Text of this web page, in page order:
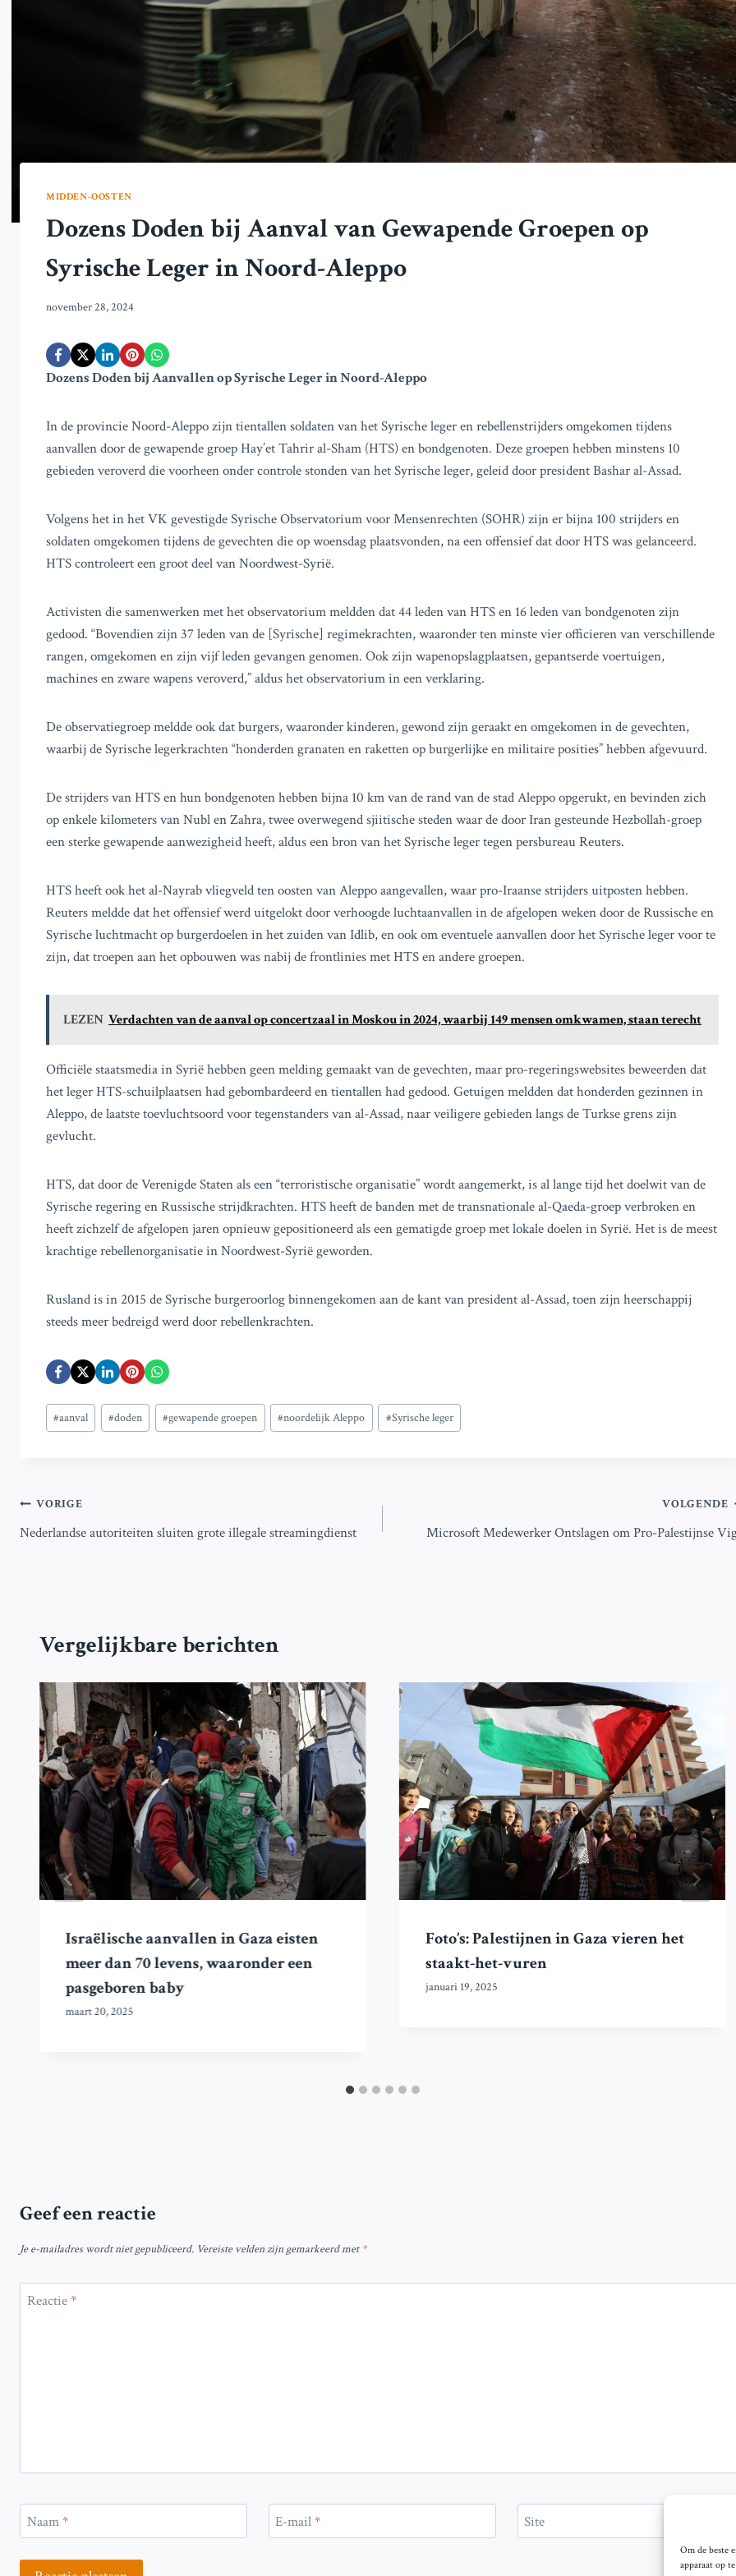
Om de beste
apparaat op
MIDDEN-OOSTEN
Dozens Doden bij Aanval van Gewapende Groepen op
Syrische Leger in Noord-Aleppo
november 28, 2024
Dozens Doden bij Aanvallen op Syrische Leger in Noord-Aleppo
In de provincie Noord-Aleppo zijn tientallen soldaten van het Syrische leger en rebellenstrijders omgekomen tijdens
aanvallen door de gewapende groep Hay’et Tahrir al-Sham (HTS) en bondgenoten. Deze groepen hebben minstens 10
gebieden veroverd die voorheen onder controle stonden van het Syrische leger, geleid door president Bashar al-Assad.
Volgens het in het VK gevestigde Syrische Observatorium voor Mensenrechten (SOHR) zijn er bijna 100 strijders en
soldaten omgekomen tijdens de gevechten die op woensdag plaatsvonden, na een offensief dat door HTS was gelanceerd.
HTS controleert een groot deel van Noordwest-Syrië.
Activisten die samenwerken met het observatorium meldden dat 44 leden van HTS en 16 leden van bondgenoten zijn
gedood. “Bovendien zijn 37 leden van de [Syrische] regimekrachten, waaronder ten minste vier officieren van verschillende
rangen, omgekomen en zijn vijf leden gevangen genomen. Ook zijn wapenopslagplaatsen, gepantserde voertuigen,
machines en zware wapens veroverd,” aldus het observatorium in een verklaring.
De observatiegroep meldde ook dat burgers, waaronder kinderen, gewond zijn geraakt en omgekomen in de gevechten,
waarbij de Syrische legerkrachten “honderden granaten en raketten op burgerlijke en militaire posities” hebben afgevuurd.
De strijders van HTS en hun bondgenoten hebben bijna 10 km van de rand van de stad Aleppo opgerukt, en bevinden zich
op enkele kilometers van Nubl en Zahra, twee overwegend sjiitische steden waar de door Iran gesteunde Hezbollah-groep
een sterke gewapende aanwezigheid heeft, aldus een bron van het Syrische leger tegen persbureau Reuters.
HTS heeft ook het al-Nayrab vliegveld ten oosten van Aleppo aangevallen, waar pro-Iraanse strijders uitposten hebben.
Reuters meldde dat het offensief werd uitgelokt door verhoogde luchtaanvallen in de afgelopen weken door de Russische en
Syrische luchtmacht op burgerdoelen in het zuiden van Idlib, en ook om eventuele aanvallen door het Syrische leger voor te
zijn, dat troepen aan het opbouwen was nabij de frontlinies met HTS en andere groepen.
LEZEN Verdachten van de aanval op concertzaal in Moskou in 2024, waarbij 149 mensen omkwamen, staan terecht
Officiële staatsmedia in Syrië hebben geen melding gemaakt van de gevechten, maar pro-regeringswebsites beweerden dat
het leger HTS-schuilplaatsen had gebombardeerd en tientallen had gedood. Getuigen meldden dat honderden gezinnen in
Aleppo, de laatste toevluchtsoord voor tegenstanders van al-Assad, naar veiligere gebieden langs de Turkse grens zijn
gevlucht.
HTS, dat door de Verenigde Staten als een “terroristische organisatie” wordt aangemerkt, is al lange tijd het doelwit van de
Syrische regering en Russische strijdkrachten. HTS heeft de banden met de transnationale al-Qaeda-groep verbroken en
heeft zichzelf de afgelopen jaren opnieuw gepositioneerd als een gematigde groep met lokale doelen in Syrië. Het is de meest
krachtige rebellenorganisatie in Noordwest-Syrië geworden.
Rusland is in 2015 de Syrische burgeroorlog binnengekomen aan de kant van president al-Assad, toen zijn heerschappij
steeds meer bedreigd werd door rebellenkrachten.
Bericht
tags:
#aanval #doden #gewapende groepen #noordelijk Aleppo #Syrische leger
Bericht
navigatie
VORIGE
Nederlandse autoriteiten sluiten grote illegale streamingdienst
VOLGENDE
Microsoft Medewerker Ontslagen om Pro-Palestijnse
Vergelijkbare berichten
Israëlische aanvallen in Gaza eisten
meer dan 70 levens, waaronder een
pasgeboren baby
maart 20, 2025
Foto’s: Palestijnen in Gaza vieren het
staakt-het-vuren
januari 19, 2025
Geef een reactie
Je e-mailadres wordt niet gepubliceerd. Vereiste velden zijn gemarkeerd met*
Reactie*
Naam* E-mail* Site